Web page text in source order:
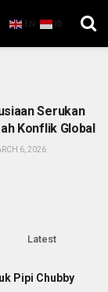
EN ID
Serukan
Konflik Global
6, 2026
Latest
Pipi Chubby